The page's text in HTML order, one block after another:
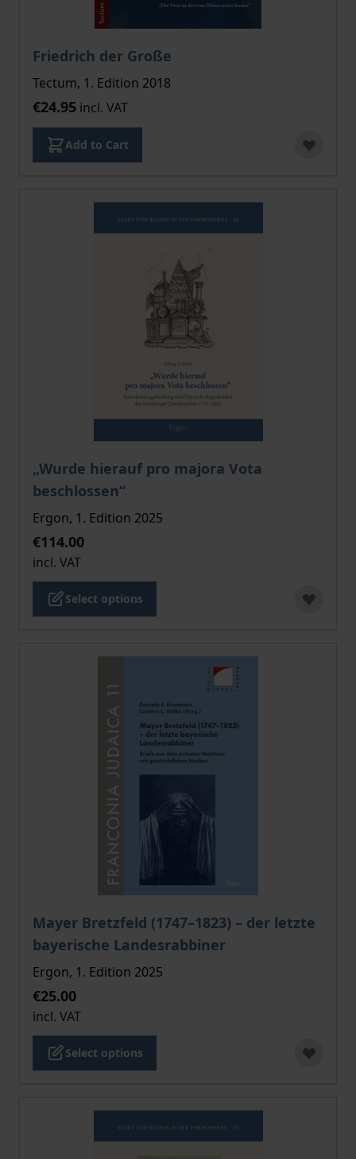
Friedrich der Große
Tectum, 1. Edition 2018
€24.95 incl. VAT
Add to Cart
„Wurde hierauf pro majora Vota
beschlossen“
The price depends on the options chosen on the
Ergon, 1. Edition 2025
€114.00
incl. VAT
Select options
Mayer Bretzfeld (1747–1823) – der letzte
bayerische Landesrabbiner
The price depends on the options chosen on the
Ergon, 1. Edition 2025
€25.00
incl. VAT
Select options